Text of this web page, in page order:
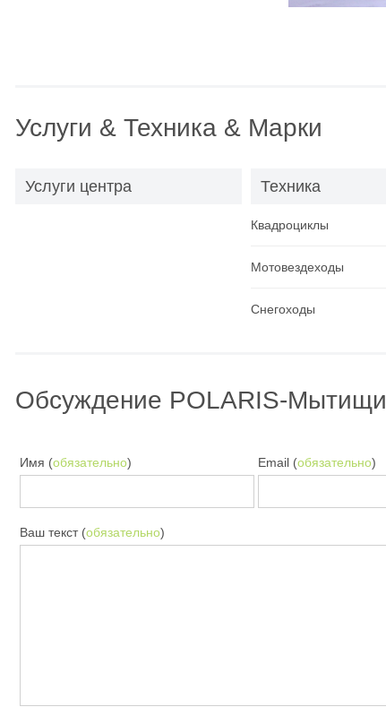
Услуги & Техника & Марки
Услуги центра Техника
Квадроциклы
Мотовездеходы
Снегоходы
Обсуждение POLARIS-Мытищи
Имя (обязательно) Email (обязательно)
Ваш текст (обязательно)